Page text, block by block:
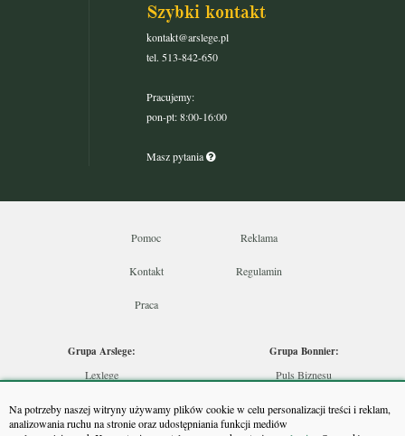
Na potrzeby naszej witryny używamy plików cookie w celu personalizacji treści i reklam,
analizowania ruchu na stronie oraz udostępniania funkcji mediów
Szybki kontakt
kontakt@arslege.pl
tel. 513-842-650
Pracujemy:
pon-pt: 8:00-16:00
Masz pytania
Pomoc Reklama
Kontakt Regulamin
Praca
Grupa Arslege:
Lexlege
Skarbowcy
Grupa Bonnier:
Puls Biznesu
Puls Medycyny